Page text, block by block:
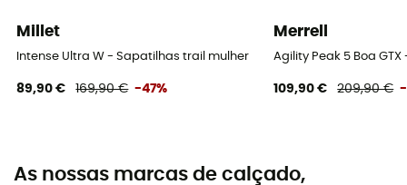
Millet
Intense Ultra W - Sapatilhas trail mulher
89,90 € 169,90 € -47%
Merrell
Agility Peak 5 Boa
109,90 € 209,90 € -
As nossas marcas de calçado,